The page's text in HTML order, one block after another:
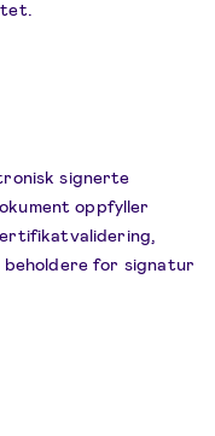
signerte
oppfyller
for signatur